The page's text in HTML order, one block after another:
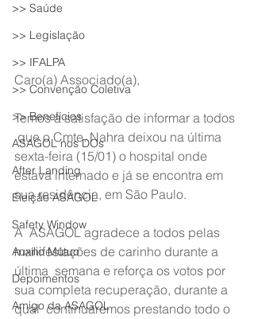
>> Saúde
>> Legislação
>> IFALPA
>> Convenção Coletiva
>> Benefícios
ASAGOL nos DOs
After Landing
Eleição ASAGOL
Safety Window
Auxílio Mútuo
Depoimentos
Amigo da ASAGOL
Caro(a) Associado(a),
Temos a satisfação de informar a todos
que o Cmte. Nahra deixou na última
sexta-feira (15/01) o hospital onde
estava internado e já se encontra em
sua residência, em São Paulo.
A  ASAGOL agradece a todos pelas
manifestações de carinho durante a
última  semana e reforça os votos por
sua completa recuperação, durante a
qual  continuaremos prestando todo o